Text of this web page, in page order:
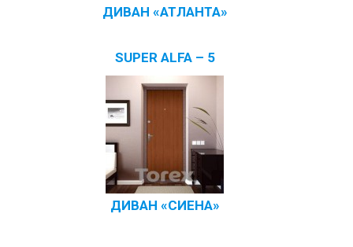
ДИВАН «АТЛАНТА»
SUPER ALFA – 5
ДИВАН «СИЕНА»